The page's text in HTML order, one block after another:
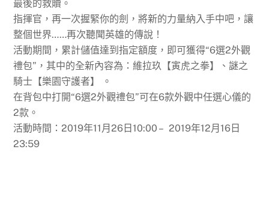
最後的救贖。
指揮官，再一次握緊你的劍，將新的力量納入手中吧，讓
整個世界……再次聽聞英雄的傳說！
活動期間，累計儲值達到指定額度，即可獲得“6選2外觀
禮包”，其中的全新內容為：維拉玖【寅虎之拳】、謎之
騎士【樂園守護者】 。
在背包中打開“6選2外觀禮包”可在6款外觀中任選心儀的
2款。
活動時間：2019年11月26日10:00 – 2019年12月16日
23:59